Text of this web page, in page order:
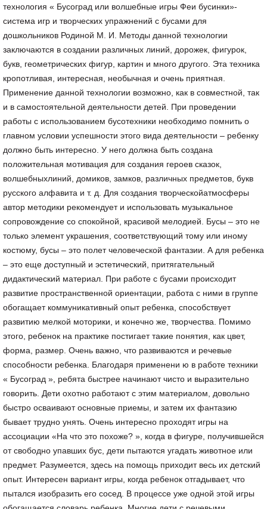
технология « Бусоград или волшебные игры Феи бусинки»-
система игр и творческих упражнений с бусами для
дошкольников Родиной М. И. Методы данной технологии
заключаются в создании различных линий, дорожек, фигурок,
букв, геометрических фигур, картин и много другого. Эта техника
кропотливая, интересная, необычная и очень приятная.
Применение данной технологии возможно, как в совместной, так
и в самостоятельной деятельности детей. При проведении
работы с использованием бусотехники необходимо помнить о
главном условии успешности этого вида деятельности – ребенку
должно быть интересно. У него должна быть создана
положительная мотивация для создания героев сказок,
волшебныхлиний, домиков, замков, различных предметов, букв
русского алфавита и т. д. Для создания творческойатмосферы
автор методики рекомендует и использовать музыкальное
сопровождение со спокойной, красивой мелодией. Бусы – это не
только элемент украшения, соответствующий тому или иному
костюму, бусы – это полет человеческой фантазии. А для ребенка
– это еще доступный и эстетический, притягательный
дидактический материал. При работе с бусами происходит
развитие пространственной ориентации, работа с ними в группе
обогащает коммуникативный опыт ребенка, способствует
развитию мелкой моторики, и конечно же, творчества. Помимо
этого, ребенок на практике постигает такие понятия, как цвет,
форма, размер. Очень важно, что развиваются и речевые
способности ребенка. Благодаря применени ю в работе техники
« Бусоград », ребята быстрее начинают чисто и выразительно
говорить. Дети охотно работают с этим материалом, довольно
быстро осваивают основные приемы, и затем их фантазию
бывает трудно унять. Очень интересно проходят игры на
ассоциации «На что это похоже? », когда в фигуре, получившейся
от свободно упавших бус, дети пытаются угадать животное или
предмет. Разумеется, здесь на помощь приходит весь их детский
опыт. Интересен вариант игры, когда ребенок отгадывает, что
пытался изобразить его сосед. В процессе уже одной этой игры